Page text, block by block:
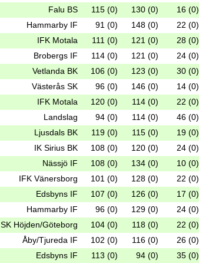
Falu BS 115 (0) 130 (0) 16 (0)
Hammarby IF 91 (0) 148 (0) 22 (0)
IFK Motala 111 (0) 121 (0) 28 (0)
Brobergs IF 114 (0) 121 (0) 24 (0)
Vetlanda BK 106 (0) 123 (0) 30 (0)
Västerås SK 96 (0) 146 (0) 14 (0)
IFK Motala 120 (0) 114 (0) 22 (0)
Landslag 94 (0) 114 (0) 46 (0)
Ljusdals BK 119 (0) 115 (0) 19 (0)
IK Sirius BK 108 (0) 120 (0) 24 (0)
Nässjö IF 108 (0) 134 (0) 10 (0)
IFK Vänersborg 101 (0) 128 (0) 22 (0)
Edsbyns IF 107 (0) 126 (0) 17 (0)
Hammarby IF 96 (0) 129 (0) 24 (0)
SK Höjden/Göteborg 104 (0) 118 (0) 22 (0)
Åby/Tjureda IF 102 (0) 116 (0) 26 (0)
Edsbyns IF 113 (0) 94 (0) 35 (0)